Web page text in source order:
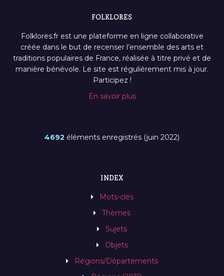
FOLKLORES
Folklores.fr est une plateforme en ligne collaborative
créée dans le but de recenser l’ensemble des arts et
traditions populaires de France, réalisée à titre privé et de
manière bénévole. Le site est régulièrement mis à jour.
Participez !
En savoir plus
4692 éléments enregistrés (juin 2022)
INDEX
Mots-clés
Thèmes
Sujets
Objets
Régions/Départements